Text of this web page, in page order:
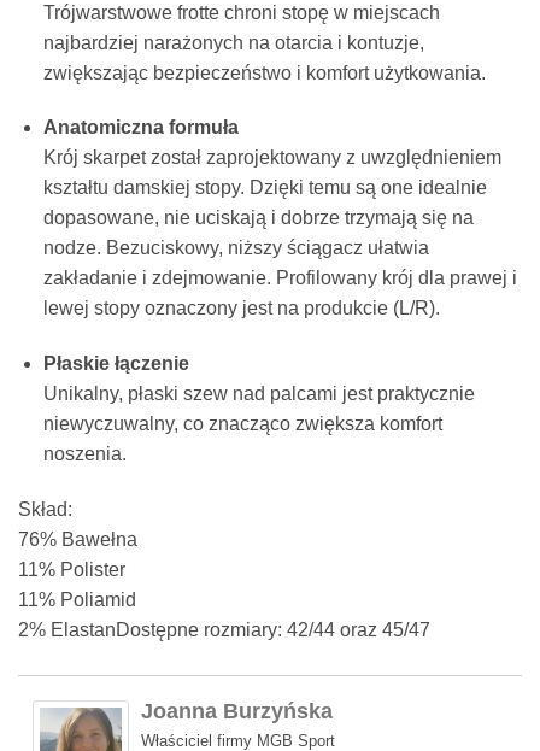
Trójwarstwowe frotte chroni stopę w miejscach
najbardziej narażonych na otarcia i kontuzje,
zwiększając bezpieczeństwo i komfort użytkowania.
Anatomiczna formuła
Krój skarpet został zaprojektowany z uwzględnieniem
kształtu damskiej stopy. Dzięki temu są one idealnie
dopasowane, nie uciskają i dobrze trzymają się na
nodze. Bezuciskowy, niższy ściągacz ułatwia
zakładanie i zdejmowanie. Profilowany krój dla prawej i
lewej stopy oznaczony jest na produkcie (L/R).
Płaskie łączenie
Unikalny, płaski szew nad palcami jest praktycznie
niewyczuwalny, co znacząco zwiększa komfort
noszenia.
Skład:
76% Bawełna
11% Polister
11% Poliamid
2% ElastanDostępne rozmiary: 42/44 oraz 45/47
Joanna Burzyńska
Właściciel firmy MGB Sport